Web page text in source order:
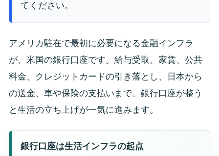
てください。
アメリカ駐在で最初に必要になる金融インフラ
が、米国の銀行口座です。給与受取、家賃、公共
料金、クレジットカードの引き落とし、日本から
の送金、車や保険の支払いまで、銀行口座が整う
と生活の立ち上げが一気に進みます。
銀行口座は生活インフラの起点